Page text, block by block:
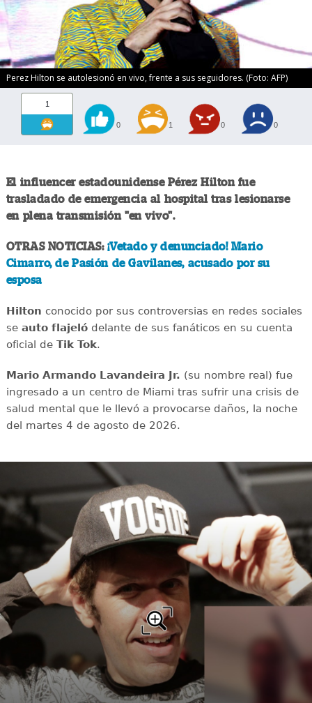
Perez Hilton se autolesionó en vivo, frente a sus seguidores. (Foto: AFP)
1
0 1 0 0
El influencer estadounidense Pérez Hilton fue
trasladado de emergencia al hospital tras lesionarse
en plena transmisión "en vivo".
OTRAS NOTICIAS: ¡Vetado y denunciado! Mario
Cimarro, de Pasión de Gavilanes, acusado por su
esposa
Hilton conocido por sus controversias en redes sociales
seauto flajelódelante de sus fanáticos en su cuenta
oficial deTik Tok.
Mario Armando Lavandeira Jr. (su nombre real) fue
ingresado a un centro de Miami tras sufrir una crisis de
salud mental que le llevó a provocarse daños, la noche
del martes 4 de agosto de 2026.